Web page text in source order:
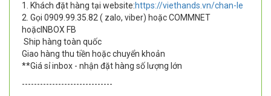
1. Khách đặt hàng tại website:https://viethands.vn/chan-le
2. Gọi 0909.99.35.82 ( zalo, viber) hoặc COMMNET
hoặcINBOX FB
Ship hàng toàn quốc
Giao hàng thu tiền hoặc chuyển khoản
**Giá sỉ inbox - nhận đặt hàng số lượng lớn
------------------------------